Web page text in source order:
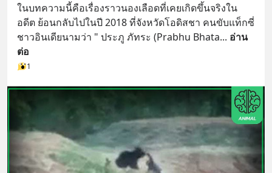
ในบทความนี้คือเรื่องราวนองเลือดที่เคยเกิดขึ้นจริงใน
อดีต ย้อนกลับไปในปี 2018 ที่จังหวัดโอดิสชา คนขับแท็กซี่
ชาวอินเดียนามว่า " ประภู ภัทระ (Prabhu Bhata... อ่าน
ต่อ
1